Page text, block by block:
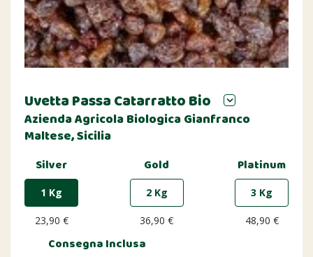
Uvetta Passa Catarratto Bio
Azienda Agricola Biologica Gianfranco
Maltese, Sicilia
Silver
1 Kg
23,90 €
Gold
2 Kg
36,90 €
Platinum
3 Kg
48,90 €
Consegna Inclusa